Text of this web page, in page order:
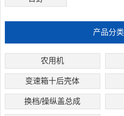
产品分类
农用机
变速箱十后壳体
换档/操纵盖总成